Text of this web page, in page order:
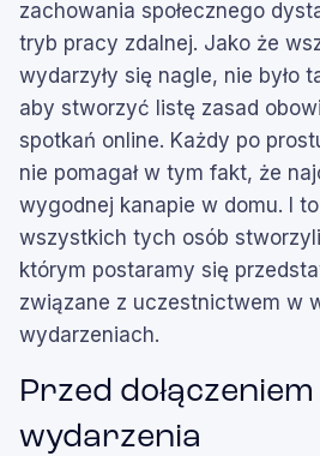
zachowania społecznego
tryb pracy zdalnej. Jako że
wydarzyły się nagle, nie było
aby stworzyć listę zasad
spotkań online. Każdy po
nie pomagał w tym fakt, że
wygodnej kanapie w domu. I to
wszystkich tych osób
którym postaramy się
związane z uczestnictwem w
wydarzeniach.
Przed
wydarzenia